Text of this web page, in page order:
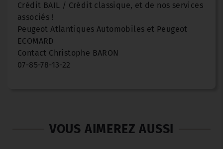
Crédit BAIL / Crédit classique, et de nos services
associés !
Peugeot Atlantiques Automobiles et Peugeot
ECOMARD
Contact Christophe BARON
07-85-78-13-22
VOUS AIMEREZ AUSSI